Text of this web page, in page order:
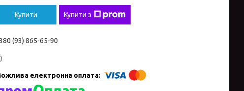
Купити Купити з
(93) 865-65-90